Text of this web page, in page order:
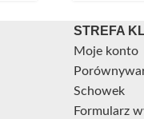
STREFA
Moje konto
Schowek
Formularz